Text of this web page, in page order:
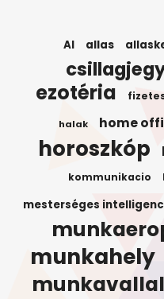
AI allas
ezotéria
halak home
horoszkóp
kommunikacio
mesterséges
munkahely